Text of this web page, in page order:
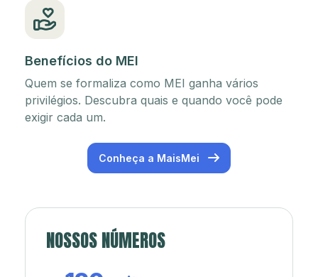
Benefícios do MEI
Quem se formaliza como MEI ganha vários
privilégios. Descubra quais e quando você pode
exigir cada um.
Conheça a MaisMei
NOSSOS NÚMEROS